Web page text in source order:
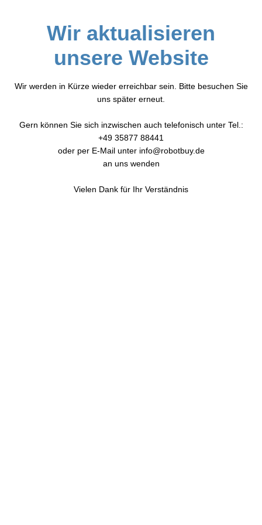
Wir aktualisieren
unsere Website
Wir werden in Kürze wieder erreichbar sein. Bitte besuchen Sie
uns später erneut.
Gern können Sie sich inzwischen auch telefonisch unter Tel.:
+49 35877 88441
oder per E-Mail unter info@robotbuy.de
an uns wenden
Vielen Dank für Ihr Verständnis